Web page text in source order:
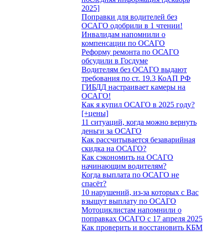
2025]
Поправки для водителей без
ОСАГО одобрили в 1 чтении!
Инвалидам напомнили о
компенсации по ОСАГО
Реформу ремонта по ОСАГО
обсудили в Госдуме
Водителям без ОСАГО выдают
требования по ст. 19.3 КоАП РФ
ГИБДД настраивает камеры на
ОСАГО!
Как я купил ОСАГО в 2025 году?
[+цены]
11 ситуаций, когда можно вернуть
деньги за ОСАГО
Как рассчитывается безаварийная
скидка на ОСАГО?
Как сэкономить на ОСАГО
начинающим водителям?
Когда выплата по ОСАГО не
спасёт?
10 нарушений, из-за которых с Вас
взыщут выплату по ОСАГО
Мотоциклистам напомнили о
поправках ОСАГО с 17 апреля 2025
Как проверить и восстановить КБМ